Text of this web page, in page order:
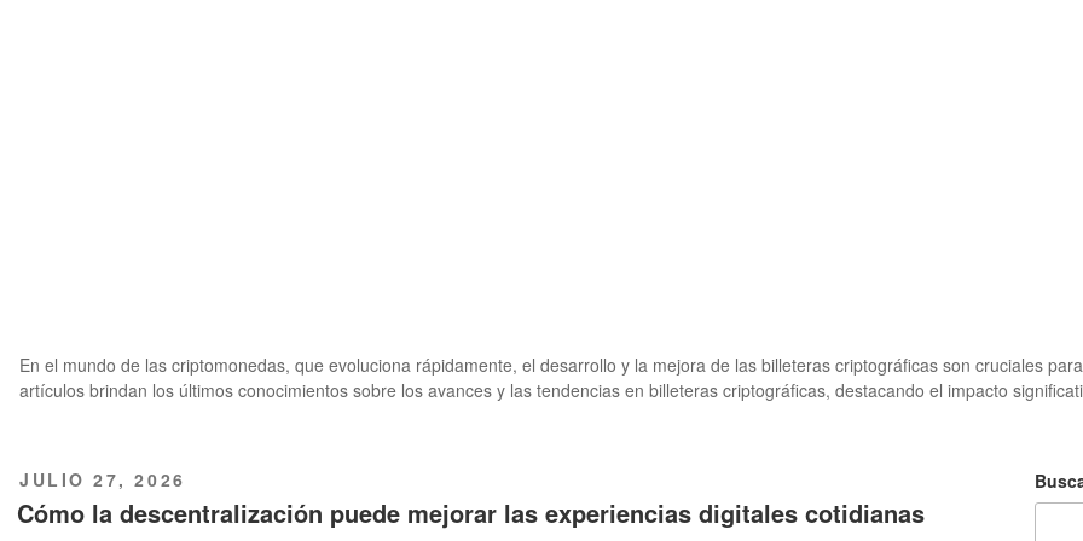
En el mundo de las criptomonedas, que evoluciona rápidamente, el desarrollo y la mejora de las billeteras criptográficas son cruciales
artículos brindan los últimos conocimientos sobre los avances y las tendencias en billeteras criptográficas, destacando el impacto
PUBLICADO
EL
JULIO 27, 2026
Cómo la descentralización puede mejorar las experiencias digitales cotidianas